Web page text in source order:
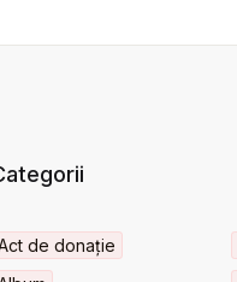
de donație